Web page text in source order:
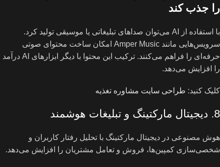
را جذب کند
با استفاده از AI می‌توان صداهای تبلیغاتی یا موسیقی تولید کرد.
سرویس‌هایی مانند Amper Music امکان ساخت محتوای صوتی
حرفه‌ای را فراهم می‌کنند. ترکیب این محتوا با دیگر ابزارهای AI درآمد
را افزایش می‌دهد.
کلیک کنید: طراحی سایت مشاوره تغذیه
8. دیجیتال مارکتینگ و تبلیغات هوشمند
هوش مصنوعی در دیجیتال مارکتینگ با تحلیل رفتار کاربران و
شخصی‌سازی کمپین‌ها، فروش و تعامل مشتریان را افزایش می‌دهد.